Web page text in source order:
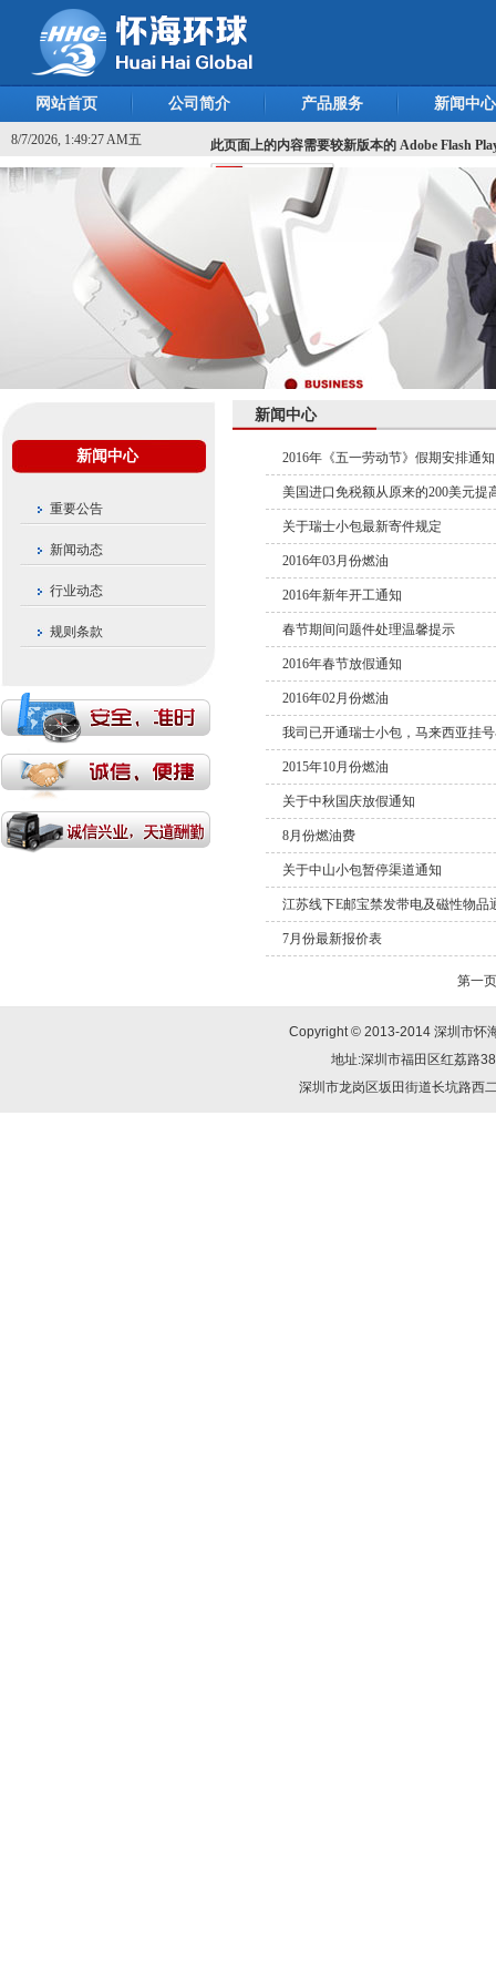
网站首页 公司简介 产品服务 新闻中心
8/7/2026, 1:49:27 AM五 此页面上的内容需要较新版本的 Adobe Flash
新闻中心
重要公告
新闻动态
行业动态
规则条款
新闻中心
2016年《五一劳动节》假期安排通知
美国进口免税额从原来的200美元提
关于瑞士小包最新寄件规定
2016年03月份燃油
2016年新年开工通知
春节期间问题件处理温馨提示
2016年春节放假通知
2016年02月份燃油
我司已开通瑞士小包，马来西亚挂
2015年10月份燃油
关于中秋国庆放假通知
8月份燃油费
关于中山小包暂停渠道通知
江苏线下E邮宝禁发带电及磁性物品
7月份最新报价表
第一页
Copyright © 2013-2014 深圳市怀
地址:深圳市福田区红荔路
深圳市龙岗区坂田街道长坑路西